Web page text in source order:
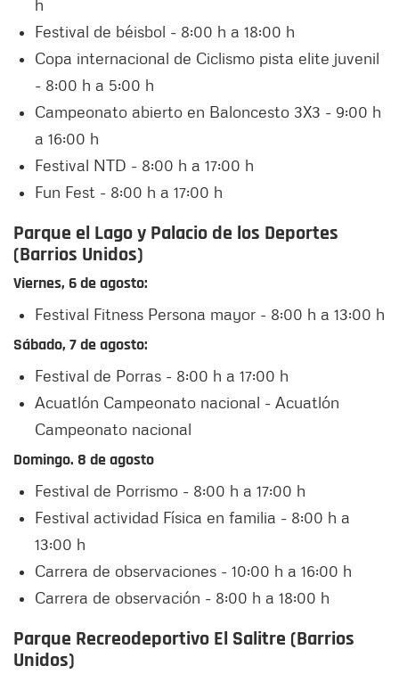
h
Festival de béisbol - 8:00 h a 18:00 h
Copa internacional de Ciclismo pista elite juvenil
- 8:00 h a 5:00 h
Campeonato abierto en Baloncesto 3X3 - 9:00 h
a 16:00 h
Festival NTD - 8:00 h a 17:00 h
Fun Fest - 8:00 h a 17:00 h
Parque el Lago y Palacio de los Deportes
(Barrios Unidos)
Viernes, 6 de agosto:
Festival Fitness Persona mayor - 8:00 h a 13:00 h
Sábado, 7 de agosto:
Festival de Porras - 8:00 h a 17:00 h
Acuatlón Campeonato nacional - Acuatlón
Campeonato nacional
Domingo. 8 de agosto
Festival de Porrismo - 8:00 h a 17:00 h
Festival actividad Física en familia - 8:00 h a
13:00 h
Carrera de observaciones - 10:00 h a 16:00 h
Carrera de observación - 8:00 h a 18:00 h
Parque Recreodeportivo El Salitre (Barrios
Unidos)